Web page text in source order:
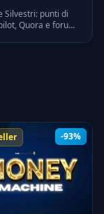
Silvestri: punti di
Quora e forum
-93%